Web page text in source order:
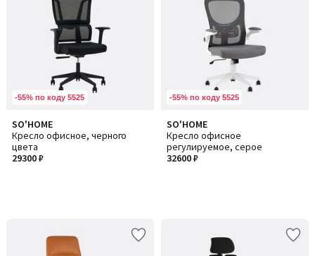
-55% по коду 5525
SO'HOME
Кресло офисное, черного
цвета
29300 ₽
-55% по коду 5525
SO'HOME
Кресло офисное
регулируемое, серое
32600 ₽